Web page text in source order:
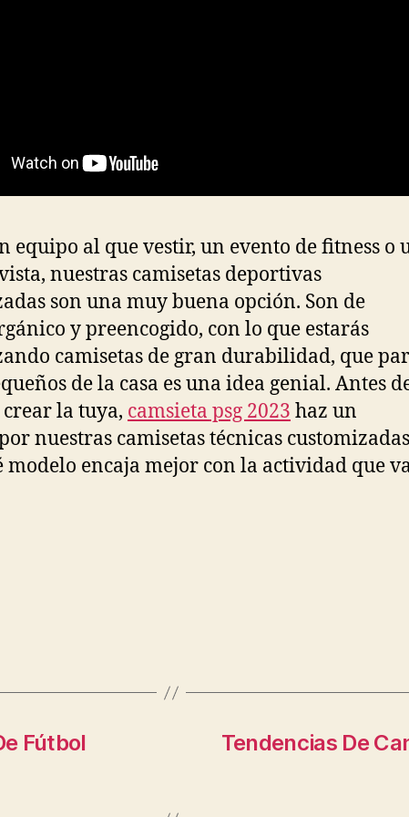
equipo al que vestir, un evento de fitness o
nuestras camisetas deportivas
son una muy buena opción. Son de
y preencogido, con lo que estarás
camisetas de gran durabilidad, que
de la casa es una idea genial. Antes
la tuya, camsieta psg 2023 haz un
nuestras camisetas técnicas
modelo encaja mejor con la actividad que
Fútbol
Tendencias De